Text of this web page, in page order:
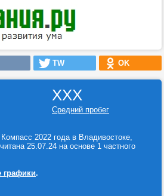
TW OK
ХХХ
Средний пробег
2022 года в Владивостоке,
25.07.24 на основе 1 частного
графики.